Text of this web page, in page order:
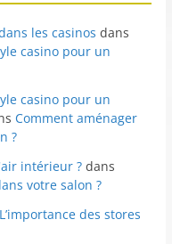
les casinos dans
casino pour un
casino pour un
Comment aménager
?
intérieur ?dans
votre salon ?
L’importance des stores